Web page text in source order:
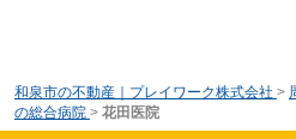
和泉市の不動産｜プレイワーク株式会社 >
の総合病院 > 花田医院